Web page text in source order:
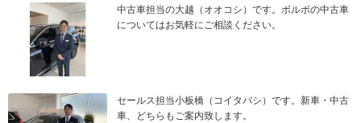
中古車担当の大越（オオコシ）です。ボルボの中古車
についてはお気軽にご相談ください。
セールス担当小板橋（コイタバシ）です。新車・中古
車、どちらもご案内致します。